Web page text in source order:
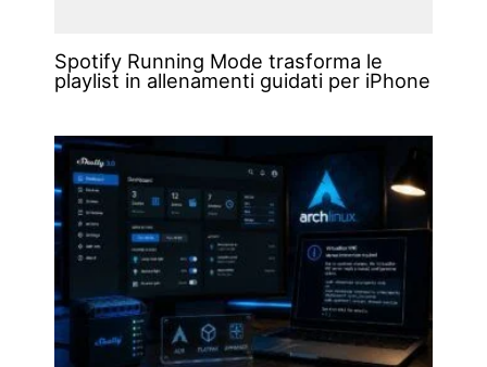
Spotify Running Mode trasforma le
playlist in allenamenti guidati per iPhone